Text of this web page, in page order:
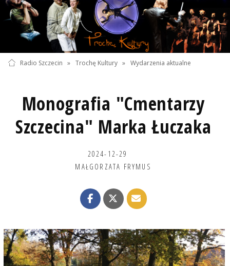
Radio Szczecin » Trochę Kultury » Wydarzenia aktualne
Monografia "Cmentarzy
Szczecina" Marka Łuczaka
2024-12-29
MAŁGORZATA FRYMUS